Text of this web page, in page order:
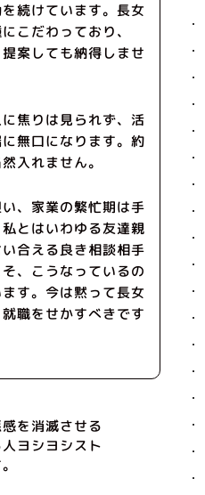
続けています。長女
こだわっており、
案しても納得しませ
焦りは見られず、活
無口になります。約
入れません。
、家業の繁忙期は手
とはいわゆる友達親
合える良き相談相手
、こうなっているの
す。今は黙って長女
職をせかすべきです
を消滅させる
ヨシヨシスト